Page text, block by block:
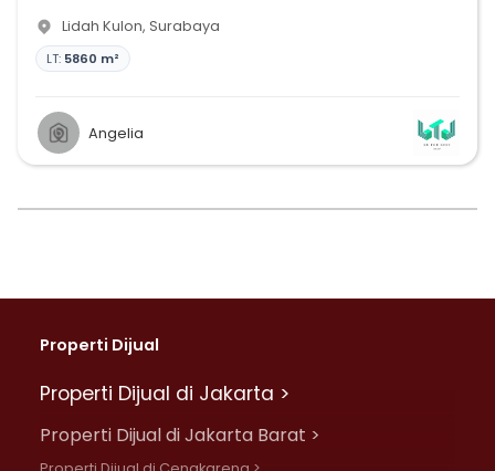
Lidah Kulon, Surabaya
LT: 5860 m²
Angelia
Properti Dijual
Properti Dijual di Jakarta >
Properti Dijual di Jakarta Barat >